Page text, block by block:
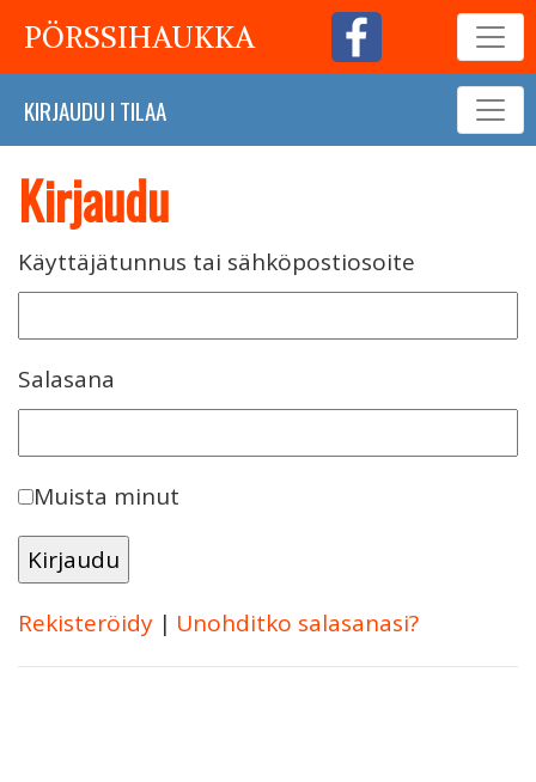
PÖRSSIHAUKKA
KIRJAUDU I TILAA
Kirjaudu
Käyttäjätunnus tai sähköpostiosoite
Salasana
Muista minut
Rekisteröidy | Unohditko salasanasi?